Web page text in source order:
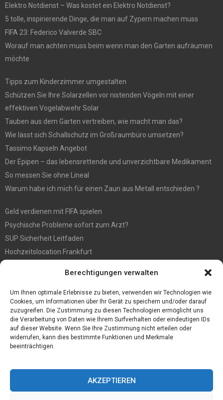
Berechtigungen verwalten
Um Ihnen optimale Erlebnisse zu bieten, verwenden wir Technologien wie
Cookies, um Informationen über Ihr Gerät zu speichern und/oder darauf
zuzugreifen. Die Zustimmung zu diesen Technologien ermöglicht uns
die Verarbeitung von Daten wie Ihrem Surfverhalten oder eindeutigen IDs
auf dieser Website. Wenn Sie Ihre Zustimmung nicht erteilen oder
widerrufen, kann dies bestimmte Funktionen und Merkmale
beeinträchtigen.
AKZEPTIEREN
Elektro Notdienst – Was kostet ein Elektro Notdienst?
5 tolle, inspirierende Dinge, die man auf Zypern machen muss
FIFA 23: Federico Valverde SBC
Worauf man achten muss beim wenn man den Garten aufräumen
möchte
Tipps zum Kinderzimmer umgestalten
Schützen Sie Ihre Solarzellen vor nistenden Vögeln mit einer
effektiven Vogelabwehr Solar
Tauben aus dem Garten vertreiben, wie macht man das?
Wie lässt sich Schallschutz im Großraumbüro umsetzen?
Tassimo Kapseln Angebot
Der Epipen – das lebensrettende und unverzichtbare Medikament
So messen Sie ohne Lineal
Warum habe ich mich für einen Zaun aus Metall entschieden ?
Geld verdienen mit FIFA spielen
Psychische Probleme sofort zum Arzt?
SUP Sicherheit Leitfaden
Hochzeitslocation Frankfurt
Großer Spaß auf der Kirmes in Bonn!
Bester Oscam- und CCcam-Server für 2021